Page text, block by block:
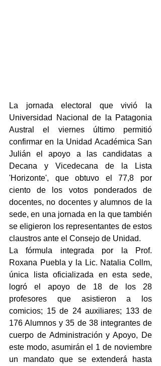
La jornada electoral que vivió la
Universidad Nacional de la Patagonia
Austral el viernes último permitió
confirmar en la Unidad Académica San
Julián el apoyo a las candidatas a
Decana y Vicedecana de la Lista
'Horizonte', que obtuvo el 77,8 por
ciento de los votos ponderados de
docentes, no docentes y alumnos de la
sede, en una jornada en la que también
se eligieron los representantes de estos
claustros ante el Consejo de Unidad.
La fórmula integrada por la Prof.
Roxana Puebla y la Lic. Natalia Collm,
única lista oficializada en esta sede,
logró el apoyo de 18 de los 28
profesores que asistieron a los
comicios; 15 de 24 auxiliares; 133 de
176 Alumnos y 35 de 38 integrantes de
cuerpo de Administración y Apoyo, De
este modo, asumirán el 1 de noviembre
un mandato que se extenderá hasta